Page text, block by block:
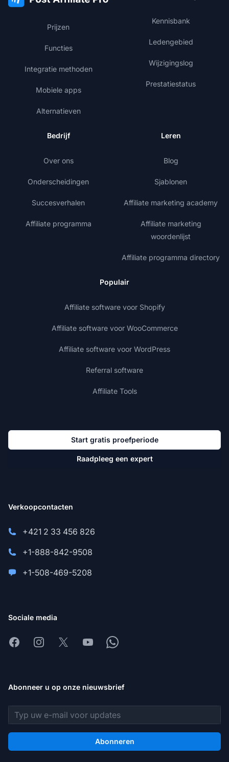
Prijzen
Functies
Integratie methoden
Mobiele apps
Alternatieven
Kennisbank
Ledengebied
Wijzigingslog
Prestatiestatus
Bedrijf
Over ons
Onderscheidingen
Succesverhalen
Affiliate programma
Leren
Blog
Sjablonen
Affiliate marketing academy
Affiliate marketing
woordenlijst
Affiliate programma directory
Populair
Affiliate software voor Shopify
Affiliate software voor WooCommerce
Affiliate software voor WordPress
Referral software
Affiliate Tools
Start gratis proefperiode
Raadpleeg een expert
Verkoopcontacten
+421 2 33 456 826
+1-888-842-9508
+1-508-469-5208
Sociale media
FacebookInstagram
X YoutubeWhatsapp
Abonneer u op onze nieuwsbrief
E-mailadres
Abonneren